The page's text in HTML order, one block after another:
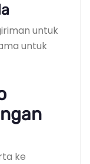
untuk
untuk
ke